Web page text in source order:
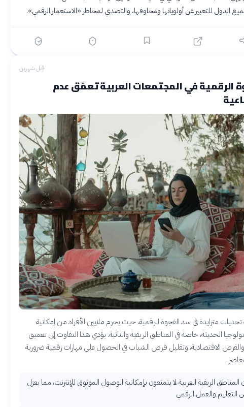
الدول للتعبير عن أولوياتها ومخاوفها، والتصدي لمخاطر «الاستعمار الرقمي».
قبل شهرين
الرقمية في المجتمعات العربية تعمّق عدم
متزايدة في سد الفجوة الرقمية، حيث يحرم ملايين الأفراد من إمكانية
الحديثة، خاصة في المناطق الريفية والنائية. يؤدي هذا التفاوت إلى تعميق
والفرص الاقتصادية، وتقليل فرص الشباب في الحصول على مهارات رقمية ضرورية
المناطق الريفية العربية لا يتمتعون بإمكانية الوصول الموثوق للإنترنت، مما يعزل
والعمل الرقمي